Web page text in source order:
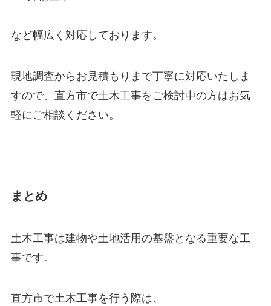
など幅広く対応しております。
現地調査からお見積もりまで丁寧に対応いたしま
すので、直方市で土木工事をご検討中の方はお気
軽にご相談ください。
まとめ
土木工事は建物や土地活用の基盤となる重要な工
事です。
直方市で土木工事を行う際は、